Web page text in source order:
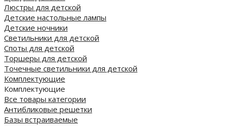
Люстры для детской
Детские настольные лампы
Детские ночники
Светильники для детской
Споты для детской
Торшеры для детской
Точечные светильники для детской
Комплектующие
Комплектующие
Все товары категории
Антибликовые решетки
Базы встраиваемые